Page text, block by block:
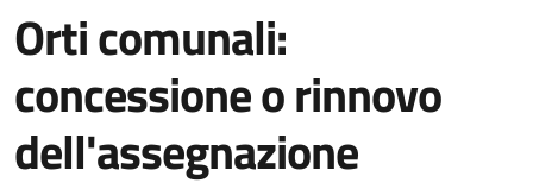
Orti comunali:
concessione o rinnovo
dell'assegnazione